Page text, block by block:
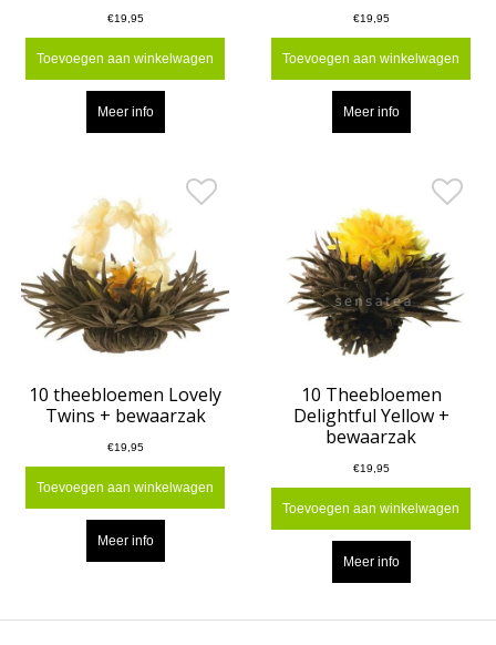
€19,95
Toevoegen aan winkelwagen
Meer info
€19,95
Toevoegen aan winkelwagen
Meer info
10 theebloemen Lovely
Twins + bewaarzak
€19,95
Toevoegen aan winkelwagen
Meer info
10 Theebloemen
Delightful Yellow +
bewaarzak
€19,95
Toevoegen aan winkelwagen
Meer info